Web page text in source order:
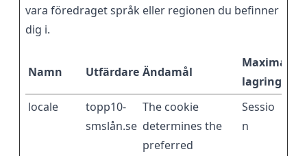
vara föredraget språk eller regionen du befinner
dig i.
Namn Utfärdare Ändamål
Maximal
lagringstid
locale
topp10-
smslån.se
The cookie
determines the
preferred
Sessio
n